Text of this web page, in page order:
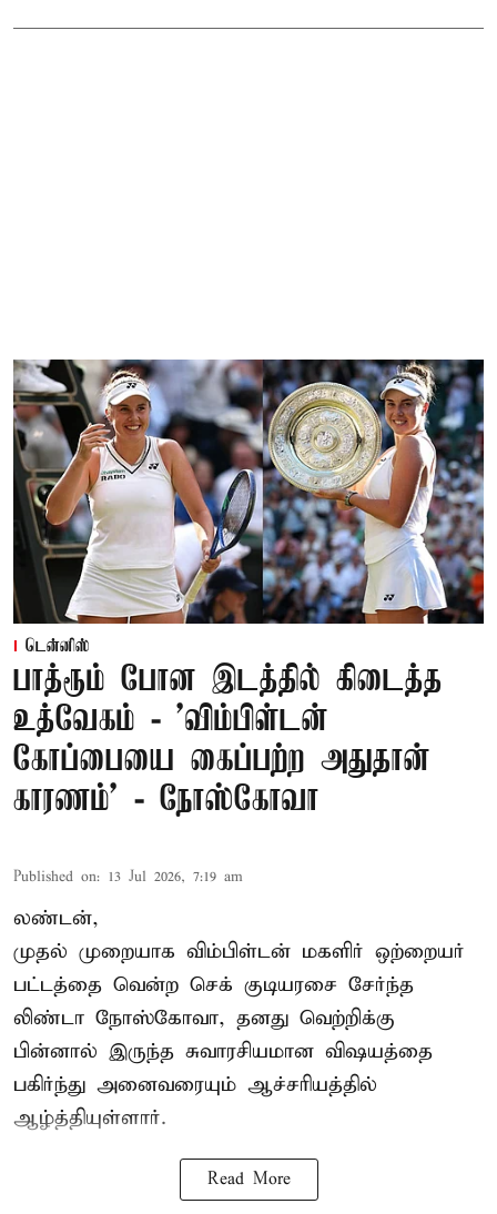
டென்னிஸ்
பாத்ரூம் போன இடத்தில் கிடைத்த
உத்வேகம் - ’விம்பிள்டன்
கோப்பையை கைப்பற்ற அதுதான்
காரணம்’ - நோஸ்கோவா
Published on: 13 Jul 2026, 7:19 am
லண்டன்,
முதல் முறையாக விம்பிள்டன் மகளிர் ஒற்றையர்
பட்டத்தை வென்ற செக் குடியரசை சேர்ந்த
லிண்டா நோஸ்கோவா, தனது வெற்றிக்கு
பின்னால் இருந்த சுவாரசியமான விஷயத்தை
பகிர்ந்து அனைவரையும் ஆச்சரியத்தில்
ஆழ்த்தியுள்ளார்.
Read More